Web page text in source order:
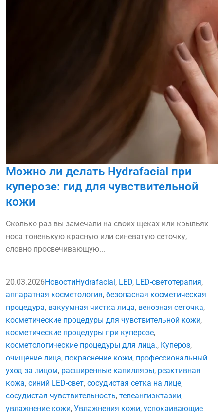
Можно ли делать Hydrafacial при
куперозе: гид для чувствительной
кожи
Сколько раз вы замечали на своих щеках или крыльях
носа тоненькую красную или синеватую сеточку,
словно просвечивающую...
20.03.2026НовостиHydrafacial , LED, LED-светотерапия,
аппаратная косметология, безопасная косметическая
процедура, вакуумная чистка лица, венозная сеточка,
косметические процедуры для чувствительной кожи,
косметические процедуры при куперозе,
косметологические процедуры для лица., Купероз,
очищение лица, покраснение кожи, профессиональный
уход за лицом, расширенные капилляры, реактивная
кожа, синий LED-свет, сосудистая сетка на лице,
сосудистая чувствительность, телеангиэктазии,
увлажнение кожи, Увлажнения кожи, успокаивающие